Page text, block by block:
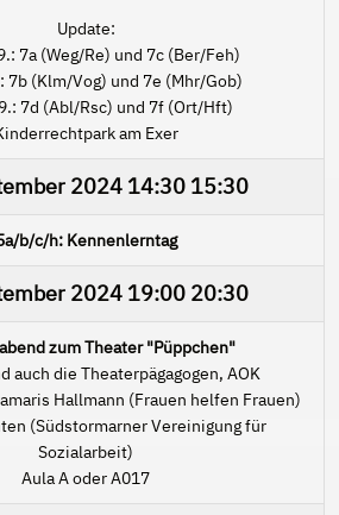
Update:
7a (Weg/Re) und 7c (Ber/Feh)
7b (Klm/Vog) und 7e (Mhr/Gob)
7d (Abl/Rsc) und 7f (Ort/Hft)
am Exer
2024 14:30 15:30
b/c/h: Kennenlerntag
2024 19:00 20:30
zum Theater "Püppchen"
auch die Theaterpägagogen, AOK
Hallmann (Frauen helfen Frauen)
(Südstormarner Vereinigung für
Sozialarbeit)
Aula A oder A017